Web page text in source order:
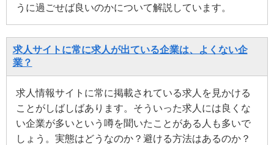
うに過ごせば良いのかについて解説しています。
求人サイトに常に求人が出ている企業は、よくない企
業？
求人情報サイトに常に掲載されている求人を見かける
ことがしばしばあります。そういった求人には良くな
い企業が多いという噂を聞いたことがある人も多いで
しょう。実態はどうなのか？避ける方法はあるのか？